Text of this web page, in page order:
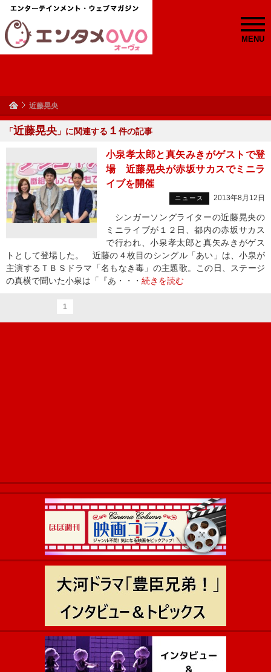
MENU
近藤晃央
「近藤晃央 」に関連する １ 件の記事
小泉孝太郎と真矢みきがゲストで登
場 近藤晃央が赤坂サカスでミニラ
イブを開催
ニュース 2013年8月12日
シンガーソングライターの近藤晃央の
ミニライブが１２日、都内の赤坂サカス
で行われ、小泉孝太郎と真矢みきがゲス
トとして登場した。 近藤の４枚目のシングル「あい」は、小泉が
主演するＴＢＳドラマ「名もなき毒」の主題歌。この日、ステージ
の真横で聞いた小泉は「『あ・・・ 続きを読む
1